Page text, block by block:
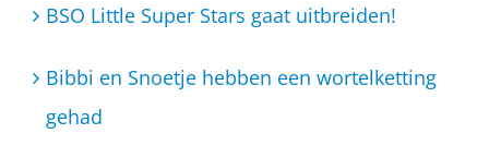
BSO Little Super Stars gaat uitbreiden!
Bibbi en Snoetje hebben een wortelketting
gehad